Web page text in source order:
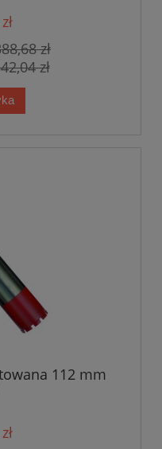
zł
zł
112 mm